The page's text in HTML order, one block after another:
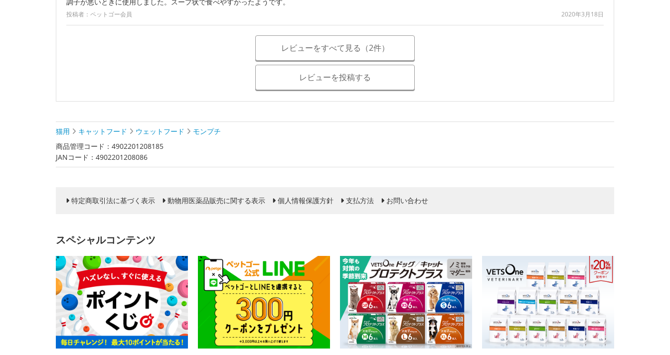
投稿者：ペットゴー会員 2020年3月18日
レビューをすべて見る（2件）
レビューを投稿する
猫用 キャットフード ウェットフード
モンプチ
商品管理コード：4902201208185
JANコード：4902201208086
特定商取引法に基づく表示 動物用医薬品販売に関する表示 個人情報保護方針 支払方法 お問い合わせ
スペシャルコンテンツ